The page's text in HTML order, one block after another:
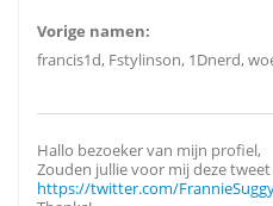
Vorige namen:
francis1d, Fstylinson, 1Dnerd,
Hallo bezoeker van mijn profiel,
Zouden jullie voor mij deze tweet
https://twitter.com/